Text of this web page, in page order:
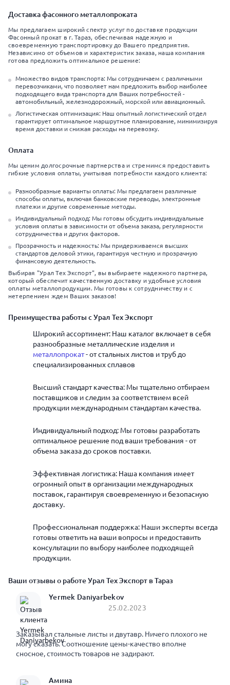
Доставка фасонного металлопроката
Мы предлагаем широкий спектр услуг по доставке продукции
Фасонный прокат в г. Тараз, обеспечивая надежную и
своевременную транспортировку до Вашего предприятия.
Независимо от объемов и характеристик заказа, наша компания
готова предложить оптимальное решение:
Множество видов транспорта: Мы сотрудничаем с различными
перевозчиками, что позволяет нам предложить выбор наиболее
подходящего вида транспорта для Ваших потребностей -
автомобильный, железнодорожный, морской или авиационный.
Логистическая оптимизация: Наш опытный логистический отдел
гарантирует оптимальное маршрутное планирование, минимизируя
время доставки и снижая расходы на перевозку.
Оплата
Мы ценим долгосрочные партнерства и стремимся предоставить
гибкие условия оплаты, учитывая потребности каждого клиента:
Разнообразные варианты оплаты: Мы предлагаем различные
способы оплаты, включая банковские переводы, электронные
платежи и другие современные методы.
Индивидуальный подход: Мы готовы обсудить индивидуальные
условия оплаты в зависимости от объема заказа, регулярности
сотрудничества и других факторов.
Прозрачность и надежность: Мы придерживаемся высших
стандартов деловой этики, гарантируя честную и прозрачную
финансовую деятельность.
Выбирая "Урал Тех Экспорт", вы выбираете надежного партнера,
который обеспечит качественную доставку и удобные условия
оплаты металлопродукции. Мы готовы к сотрудничеству и с
нетерпением ждем Ваших заказов!
Преимущества работы с Урал Тех Экспорт
Широкий ассортимент: Наш каталог включает в себя
разнообразные металлические изделия и
металлопрокат- от стальных листов и труб до
специализированных сплавов
Высший стандарт качества: Мы тщательно отбираем
поставщиков и следим за соответствием всей
продукции международным стандартам качества.
Индивидуальный подход: Мы готовы разработать
оптимальное решение под ваши требования - от
объема заказа до сроков поставки.
Эффективная логистика: Наша компания имеет
огромный опыт в организации международных
поставок, гарантируя своевременную и безопасную
доставку.
Профессиональная поддержка: Наши эксперты всегда
готовы ответить на ваши вопросы и предоставить
консультации по выбору наиболее подходящей
продукции.
Ваши отзывы о работе Урал Тех Экспорт в Тараз
Yermek Daniyarbekov
25.02.2023
Заказывал стальные листы и двутавр. Ничего плохого не
могу сказать. Соотношение цены-качество вполне
сносное, стоимость товаров не задирают.
Амина